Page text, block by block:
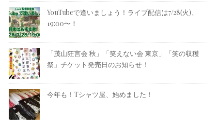
YouTubeで逢いましょう！ライブ配信は7/28(火)、
19:00〜！
「茂山狂言会 秋」「笑えない会 東京」「笑の収穫
祭」チケット発売日のお知らせ！
今年も！Tシャツ屋、始めました！